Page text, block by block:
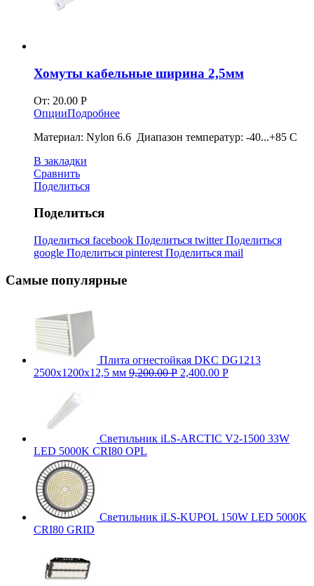
Хомуты кабельные ширина 2,5мм
От: 20.00 Р
ОпцииПодробнее
Материал: Nylon 6.6 Диапазон температур: -40...+85 С
В закладки
Сравнить
Поделиться
Поделиться
Поделиться facebook Поделиться twitterПоделиться
google Поделиться pinterest Поделиться mail
Самые популярные
Плита огнестойкая DKC DG1213
2500х1200х12,5 мм 9,200.00Р 2,400.00 Р
Светильник iLS-ARCTIC V2-1500 33W
LED 5000K CRI80 OPL
Светильник iLS-KUPOL 150W LED 5000K
CRI80 GRID